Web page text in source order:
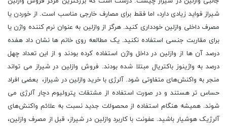
شیراز فواید زیادی دارد، اما فقط برای مصارف خارجی مناسب است. از خوردن یا
مصرف داخلی وازلین خودداری کنید. هرگز از وازلین به عنوان نرم کننده واژن یا
برای مقاربت جنسی استفاده نکنید. یک مطالعه روی خانم ها نشان داد هفده
درصد آن ها از وازلین در داخل واژن استفاده کرده بودند و از این تعداد چهل
درصد به واژینوز باکتریال مبتلا شده بودند. فروش وازلین در شیراز می ‌تواند
منجر به واکنش‌های متفاوتی شود. آلرژی با خرید وازلین در شیراز، بعضی افراد
حساس ‌تر هستند و در صورت استفاده از مشتقات پترولیوم دچار آلرژی می
‌شوند. همیشه هنگام استفاده از محصولات جدید نسبت به علائم واکنش‌های
آلرژیک هوشیار باشید. عفونت با کاربرد وازلین در شیراز، قبل از مصرف وازلین،